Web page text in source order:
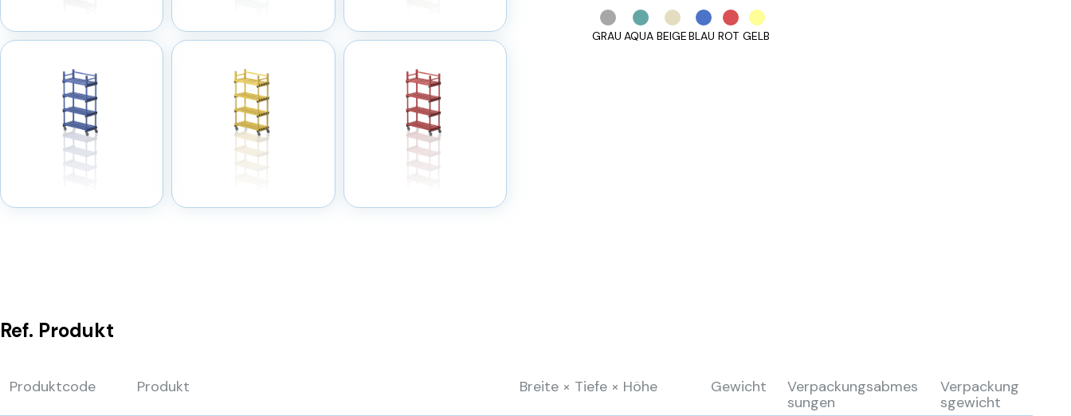
GRAU AQUA BEIGEBLAU ROT GELB
Ref. Produkt
Produktcode Produkt Breite × Tiefe × Höhe Gewicht
Verpackungsabmes
sungen
Verpackung
sgewicht